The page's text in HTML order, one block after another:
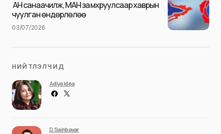
Илгээх
АН санаачилж, МАН замхруулсаар хаврын
чуулган өндөрлөлөө
03/07/2026
НИЙТЛЭЛЧИД
Adiya Idea
D. Sainbayar